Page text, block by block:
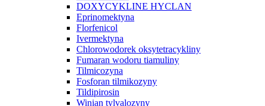
DOXYCYKLINE HYCLAN
Eprinomektyna
Florfenicol
Ivermektyna
Chlorowodorek oksytetracykliny
Fumaran wodoru tiamuliny
Tilmicozyna
Fosforan tilmikozyny
Tildipirosin
Winian tylvalozyny